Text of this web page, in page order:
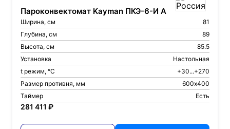
Пароконвектомат Kayman ПКЭ-6-И А
Ширина, см
81
Глубина, см
89
Высота, см
85.5
Установка
Настольная
t режим, °С
+30...+270
Размер противня, мм
600х400
Таймер
Есть
281 411 ₽